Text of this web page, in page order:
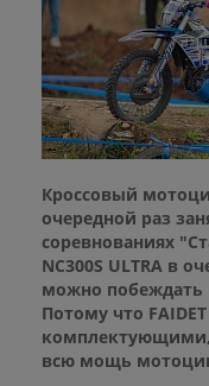
Кроссовый
очередной раз
соревнованиях
NC300S ULTRA в
можно побеждать
Потому что
комплектующими,
всю мощь